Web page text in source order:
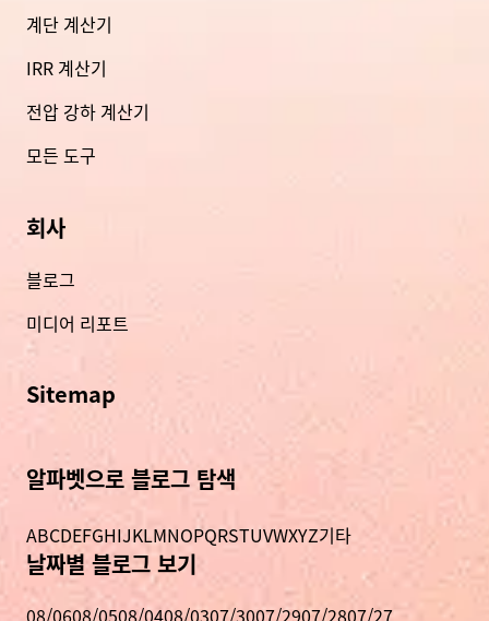
계단 계산기
IRR 계산기
전압 강하 계산기
모든 도구
회사
블로그
미디어 리포트
Sitemap
알파벳으로 블로그 탐색
ABCDEFGHIJKLMNOPQRSTUVWXYZ기타
날짜별 블로그 보기
08/0608/0508/0408/0307/3007/2907/2807/27